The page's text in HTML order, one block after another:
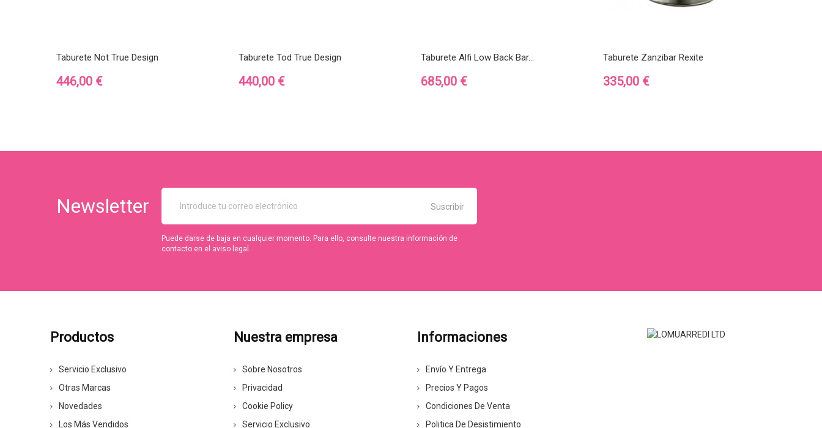
Taburete Not True Design
Precio
446,00 €
Taburete Tod True Design
Precio
440,00 €
Taburete Alfi Low Back Bar...
Precio
685,00 €
Taburete Zanzibar Rexite
Precio
335,00 €
Newsletter
Puede darse de baja en cualquier momento. Para ello, consulte nuestra información de
contacto en el aviso legal.
Productos
Servicio Exclusivo
Otras Marcas
Novedades
Los Más Vendidos
Nuestra empresa
Sobre Nosotros
Privacidad
Cookie Policy
Servicio Exclusivo
Informaciones
Envío Y Entrega
Precios Y Pagos
Condiciones De Venta
Politica De Desistimiento